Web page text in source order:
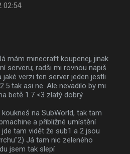
02:54
mám minecraft koupenej, jinak
serveru; radši mi rovnou napiš
jaké verzi ten server jeden jestli
tak asi ne. Ale nevadilo by mi
betě 1.7 <3 zlatý dobrý
koukneš na SubWorld, tak tam
a přibližné umístění
jde tam vidět že sub1 a 2 jsou
Já tam nic zeleného
jsem tak slepí